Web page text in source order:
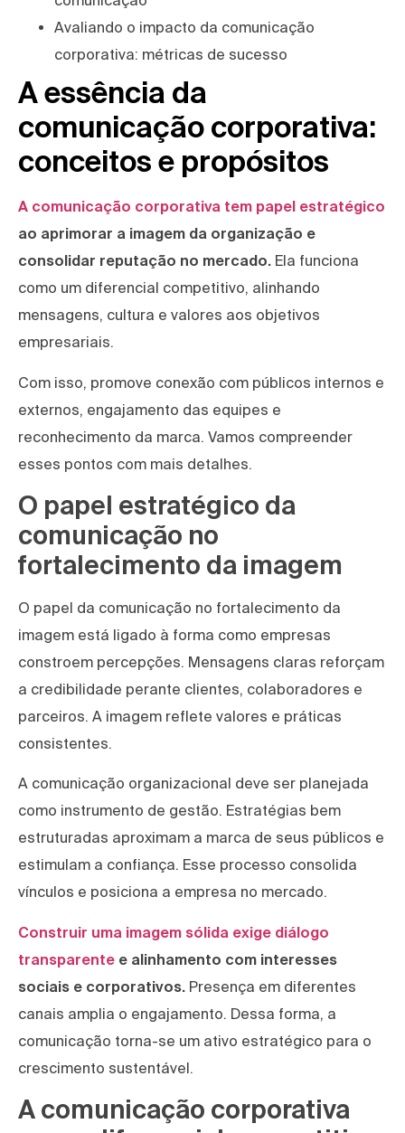
Avaliando o impacto da comunicação
corporativa: métricas de sucesso
A essência da
comunicação corporativa:
conceitos e propósitos
A comunicação corporativa tem papel estratégico
ao aprimorar a imagem da organização e
consolidar reputação no mercado. Ela funciona
como um diferencial competitivo, alinhando
mensagens, cultura e valores aos objetivos
empresariais.
Com isso, promove conexão com públicos internos e
externos, engajamento das equipes e
reconhecimento da marca. Vamos compreender
esses pontos com mais detalhes.
O papel estratégico da
comunicação no
fortalecimento da imagem
O papel da comunicação no fortalecimento da
imagem está ligado à forma como empresas
constroem percepções. Mensagens claras reforçam
a credibilidade perante clientes, colaboradores e
parceiros. A imagem reflete valores e práticas
consistentes.
A comunicação organizacional deve ser planejada
como instrumento de gestão. Estratégias bem
estruturadas aproximam a marca de seus públicos e
estimulam a confiança. Esse processo consolida
vínculos e posiciona a empresa no mercado.
Construir uma imagem sólida exige diálogo
transparente e alinhamento com interesses
sociais e corporativos. Presença em diferentes
canais amplia o engajamento. Dessa forma, a
comunicação torna-se um ativo estratégico para o
crescimento sustentável.
A comunicação corporativa